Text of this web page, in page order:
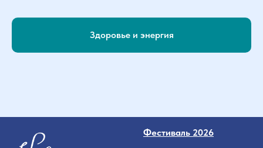
Здоровье и энергия
Фестиваль 2026